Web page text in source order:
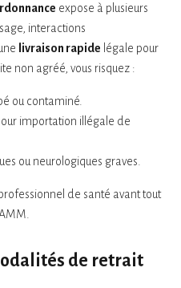
expose à plusieurs
interactions
livraison rapide légale pour
non agréé, vous risquez :
ou contaminé.
importation illégale de
ou neurologiques graves.
de santé avant tout
de retrait